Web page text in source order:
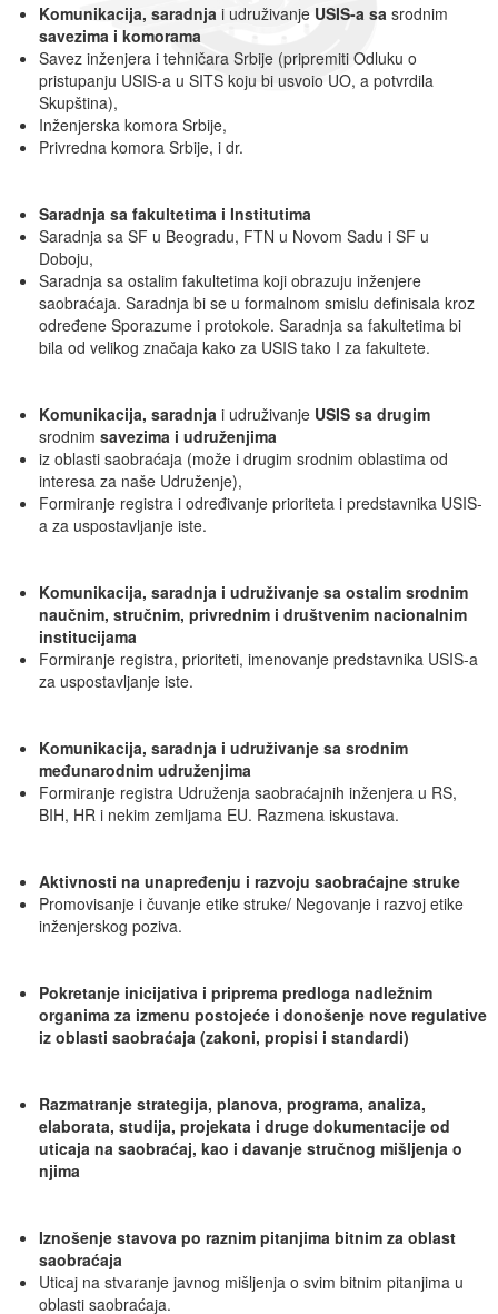
Komunikacija, saradnja i udruživanje USIS-a sa srodnim
savezima i komorama
Savez inženjera i tehničara Srbije (pripremiti Odluku o
pristupanju USIS-a u SITS koju bi usvoio UO, a potvrdila
Skupština),
Inženjerska komora Srbije,
Privredna komora Srbije, i dr.
Saradnja sa fakultetima i Institutima
Saradnja sa SF u Beogradu, FTN u Novom Sadu i SF u
Doboju,
Saradnja sa ostalim fakultetima koji obrazuju inženjere
saobraćaja. Saradnja bi se u formalnom smislu definisala kroz
određene Sporazume i protokole. Saradnja sa fakultetima bi
bila od velikog značaja kako za USIS tako I za fakultete.
Komunikacija, saradnja i udruživanje USIS sa drugim
srodnim savezima i udruženjima
iz oblasti saobraćaja (može i drugim srodnim oblastima od
interesa za naše Udruženje),
Formiranje registra i određivanje prioriteta i predstavnika USIS-
a za uspostavljanje iste.
Komunikacija, saradnja i udruživanje sa ostalim srodnim
naučnim, stručnim, privrednim i društvenim nacionalnim
institucijama
Formiranje registra, prioriteti, imenovanje predstavnika USIS-a
za uspostavljanje iste.
Komunikacija, saradnja i udruživanje sa srodnim
međunarodnim udruženjima
Formiranje registra Udruženja saobraćajnih inženjera u RS,
BIH, HR i nekim zemljama EU. Razmena iskustava.
Aktivnosti na unapređenju i razvoju saobraćajne struke
Promovisanje i čuvanje etike struke/ Negovanje i razvoj etike
inženjerskog poziva.
Pokretanje inicijativa i priprema predloga nadležnim
organima za izmenu postojeće i donošenje nove regulative
iz oblasti saobraćaja (zakoni, propisi i standardi)
Razmatranje strategija, planova, programa, analiza,
elaborata, studija, projekata i druge dokumentacije od
uticaja na saobraćaj, kao i davanje stručnog mišljenja o
njima
Iznošenje stavova po raznim pitanjima bitnim za oblast
saobraćaja
Uticaj na stvaranje javnog mišljenja o svim bitnim pitanjima u
oblasti saobraćaja.